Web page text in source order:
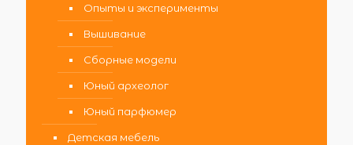
Опыты и эксперименты
Вышивание
Сборные модели
Юный археолог
Юный парфюмер
Детская мебель